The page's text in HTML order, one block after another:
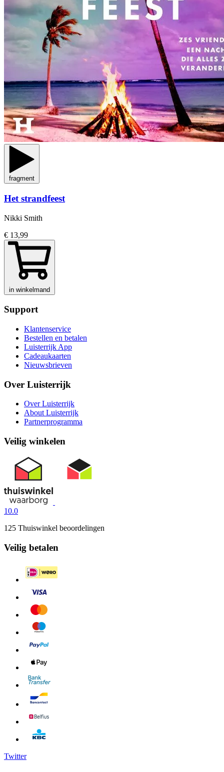
fragment
Het strandfeest
Nikki Smith
€ 13,99
in winkelmand
Support
Klantenservice
Bestellen en betalen
Luisterrijk App
Cadeaukaarten
Nieuwsbrieven
Over Luisterrijk
Over Luisterrijk
About Luisterrijk
Partnerprogramma
Veilig winkelen
10.0
125 Thuiswinkel beoordelingen
Veilig betalen
Twitter